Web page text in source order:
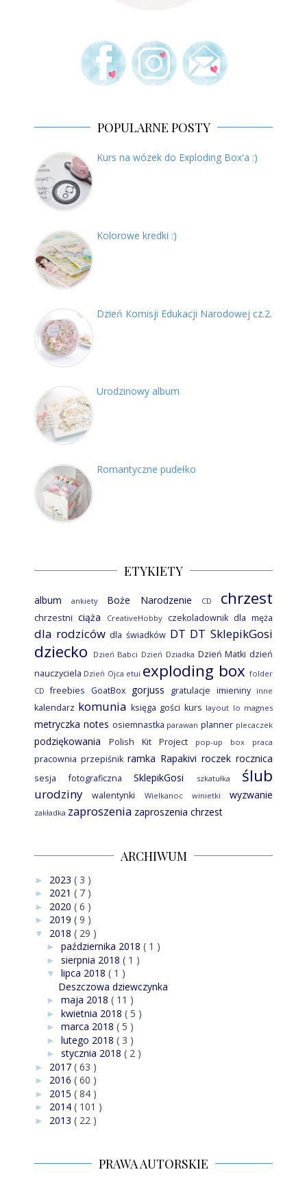
POPULARNE POSTY
Kurs na wózek do Exploding Box'a :)
Kolorowe kredki :)
Dzień Komisji Edukacji Narodowej cz.2.
Urodzinowy album
Romantyczne pudełko
ETYKIETY
album ankiety Boże Narodzenie CD chrzest
chrzestni ciąża CreativeHobby czekoladownik dla męża
dla rodziców dla świadków DT DT SklepikGosi
dziecko Dzień Babci Dzień Dziadka Dzień Matki dzień
nauczyciela Dzień Ojca etui exploding box folder
CD
freebies GoatBox gorjuss gratulacje imieniny inne
kalendarz komunia księga gości kurs layout lo magnes
metryczka notes osiemnastka parawan planner plecaczek
podziękowania Polish Kit Project pop-up box praca
pracownia przepiśnik ramka Rapakivi roczek rocznica
sesja fotograficzna SklepikGosi szkatułka ślub
urodziny walentynki Wielkanoc winietki wyzwanie
zakładka zaproszenia zaproszenia chrzest
ARCHIWUM
► 2023 ( 3 )
► 2021 ( 7 )
► 2020 ( 6 )
► 2019 ( 9 )
▼ 2018 ( 29 )
► października 2018 ( 1 )
► sierpnia 2018 ( 1 )
▼ lipca 2018 ( 1 )
Deszczowa dziewczynka
► maja 2018 ( 11 )
► kwietnia 2018 ( 5 )
► marca 2018 ( 5 )
► lutego 2018 ( 3 )
► stycznia 2018 ( 2 )
► 2017 ( 63 )
► 2016 ( 60 )
► 2015 ( 84 )
► 2014 ( 101 )
► 2013 ( 22 )
PRAWA AUTORSKIE